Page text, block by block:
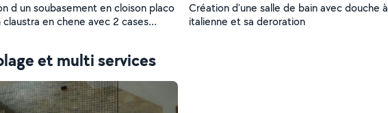
d un soubasement en cloison placo
en chene avec 2 cases
Création d'une salle de bain avec douche à
italienne et sa deroration
et multi services